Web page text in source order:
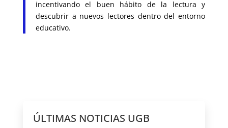
incentivando el buen hábito de la lectura y
descubrir a nuevos lectores dentro del entorno
educativo.
ÚLTIMAS NOTICIAS UGB